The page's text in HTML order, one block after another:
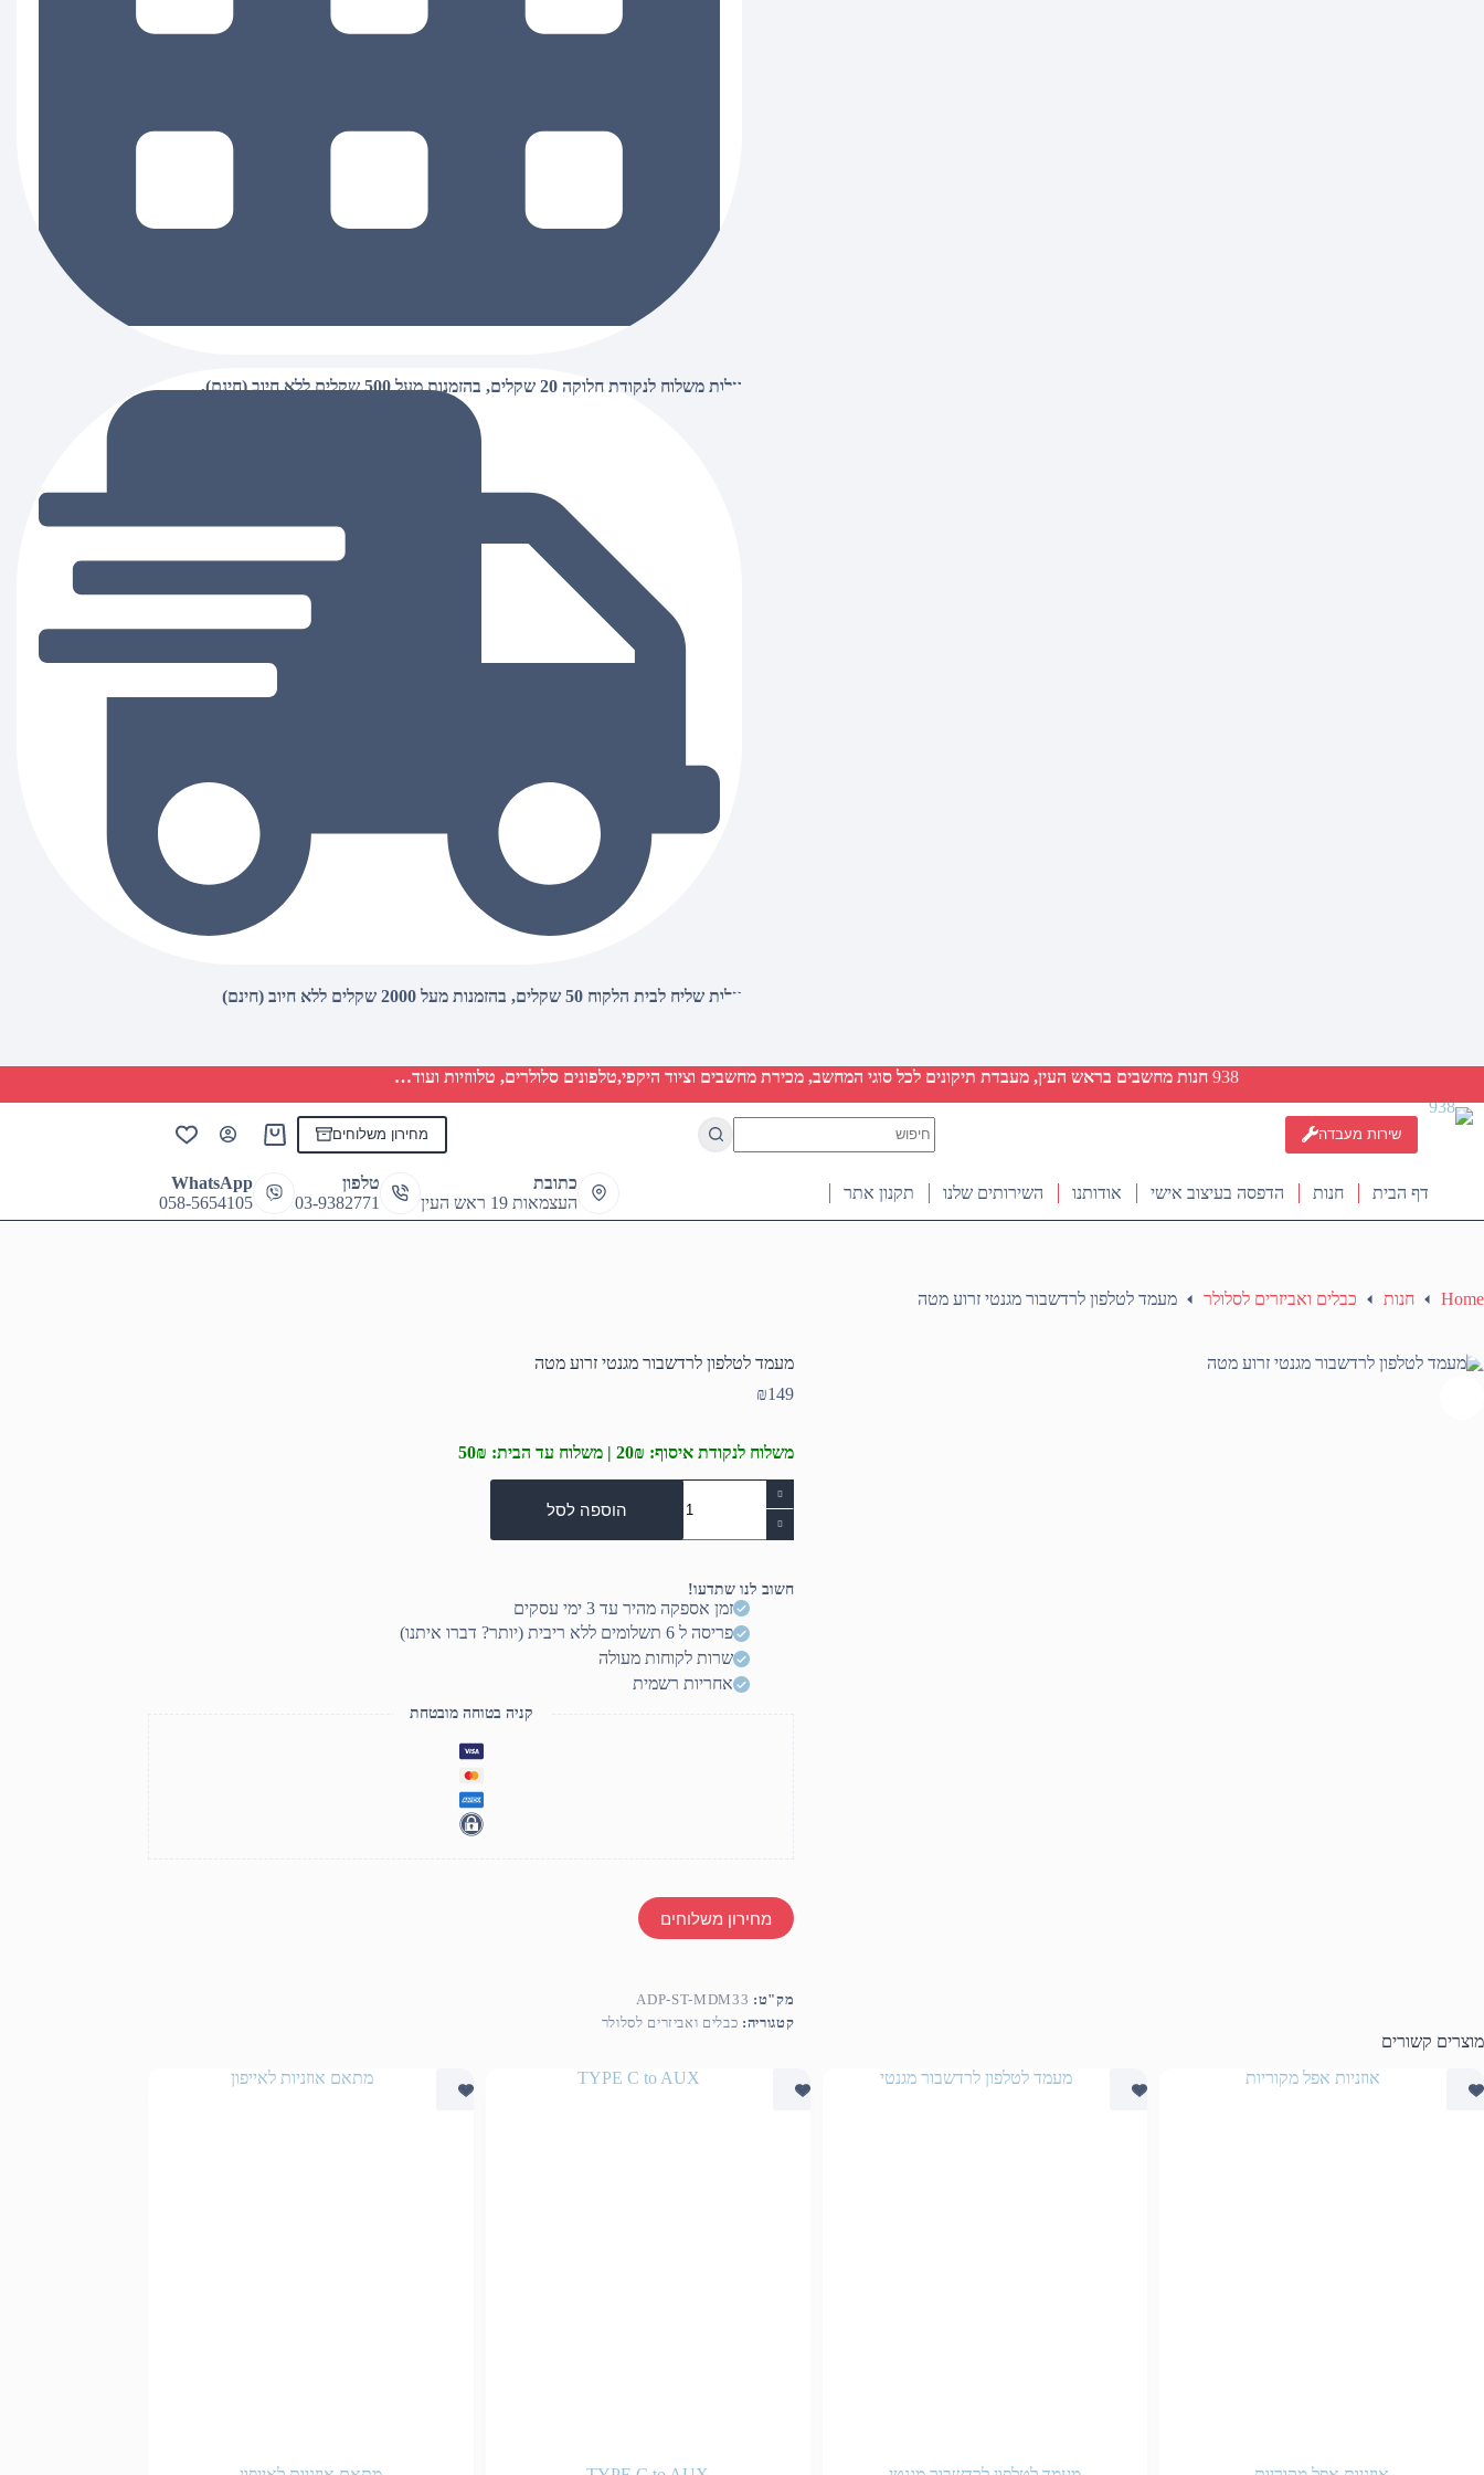
עלות משלוח לנקודת חלוקה 20 שקלים, בהזמנות מעל 500 שקלים ללא חיוב (חינם),
עלות שליח לבית הלקוח 50 שקלים, בהזמנות מעל 2000 שקלים ללא חיוב (חינם)
938 חנות מחשבים בראש העין, מעבדת תיקונים לכל סוגי המחשב, מכירת מחשבים וציוד היקפי,טלפונים סלולרים, טלווזיות ועוד…
שירות מעבדה
results
מחירון משלוחים
Shopping
דף הבית
חנות הדפסה בעיצוב אישי אודותנו השירותים שלנו תקנון אתר
כתובת
העצמאות 19 ראש העין
טלפון
03-9382771
WhatsApp
058-5654105
Home חנות כבלים ואביזרים לסלולר מעמד לטלפון לרדשבור מגנטי זרוע מטה
מעמד לטלפון לרדשבור מגנטי זרוע מטה
₪149
משלוח לנקודת איסוף: 20₪ | משלוח עד הבית: 50₪
כמות
של
מעמד
לטלפון
מגנטי
זרוע
הוספה לסל
חשוב לנו שתדעו!
זמן אספקה מהיר עד 3 ימי עסקים
פריסה ל 6 תשלומים ללא ריבית (יותר? דברו איתנו)
שרות לקוחות מעולה
אחריות רשמית
קניה בטוחה מובטחת
מחירון משלוחים
מק"ט: ADP-ST-MDM33
קטגוריה: כבלים ואביזרים לסלולר
מוצרים קשורים